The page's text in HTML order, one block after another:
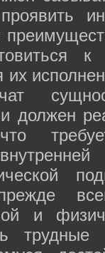
должен
и